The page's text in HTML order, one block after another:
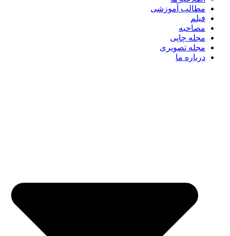
مطالب آموزشی
فیلم
مصاحبه
مجله چاپی
مجله تصویری
درباره ما